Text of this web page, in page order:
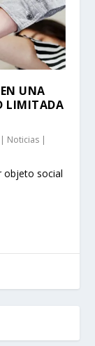
UNA
LIMITADA
Noticias |
objeto social